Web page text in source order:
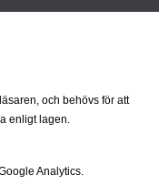
och behövs för att
enligt lagen.
Analytics.